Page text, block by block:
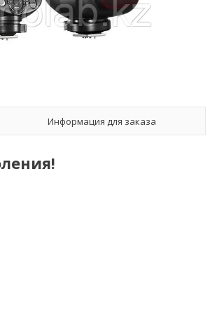
Информация для заказа